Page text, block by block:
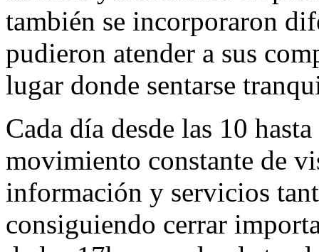
también se incorporaron
pudieron atender a sus
lugar donde sentarse
Cada día desde las 10
movimiento constante de
información y servicios
consiguiendo cerrar